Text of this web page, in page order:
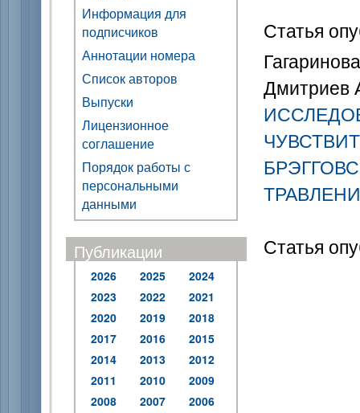
Информация для
подписчиков
Аннотации номера
Список авторов
Выпуски
Лицензионное
соглашение
Порядок работы с
персональными
данными
Публикации
2026 2025
2024
2023
2022
2021
2020
2019
2018
2017
2016
2015
2014
2013
2012
2011
2010
2009
2008
2007
2006
Статья
Дмитриев
Статья